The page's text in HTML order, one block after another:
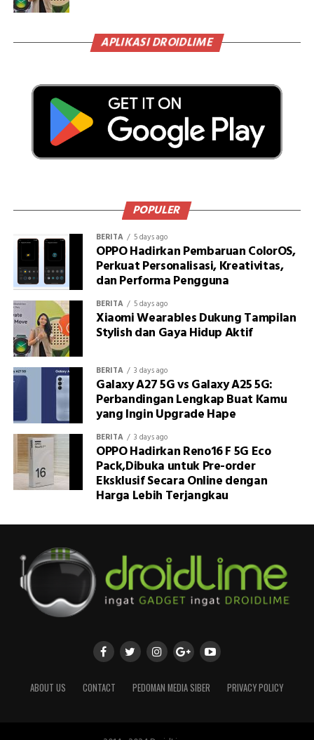
APLIKASI DROIDLIME
POPULER
BERITA 5 days ago
OPPO Hadirkan Pembaruan ColorOS,
Perkuat Personalisasi, Kreativitas,
dan Performa Pengguna
BERITA 5 days ago
Xiaomi Wearables Dukung Tampilan
Stylish dan Gaya Hidup Aktif
BERITA 3 days ago
Galaxy A27 5G vs Galaxy A25 5G:
Perbandingan Lengkap Buat Kamu
yang Ingin Upgrade Hape
BERITA 3 days ago
OPPO Hadirkan Reno16 F 5G Eco
Pack,Dibuka untuk Pre-order
Eksklusif Secara Online dengan
Harga Lebih Terjangkau
ABOUT US CONTACT PEDOMAN MEDIA SIBER PRIVACY POLICY